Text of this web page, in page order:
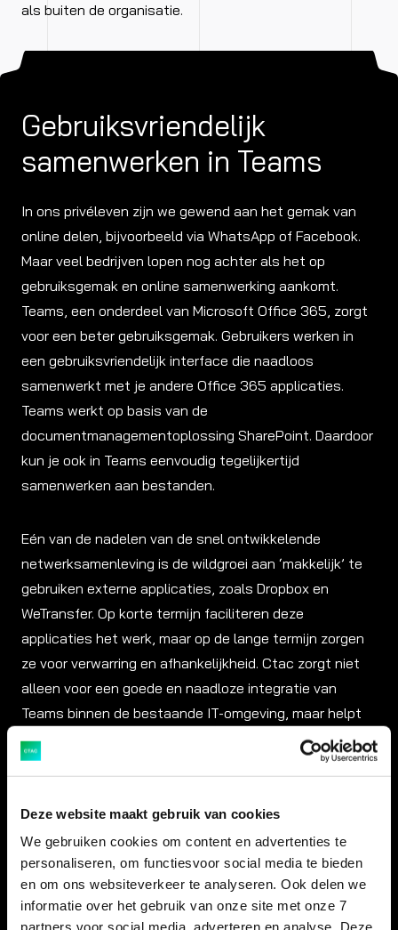
Deze website maakt gebruik van cookies
We gebruiken cookies om content en advertenties te
personaliseren, om functiesvoor social media te bieden
en om ons websiteverkeer te analyseren. Ook delen we
informatie over het gebruik van onze site met onze 7
partners voor social media, adverteren en analyse. Deze
als buiten de organisatie.
Gebruiksvriendelijk
samenwerken in Teams
In ons privéleven zijn we gewend aan het gemak van
online delen, bijvoorbeeld via WhatsApp of Facebook.
Maar veel bedrijven lopen nog achter als het op
gebruiksgemak en online samenwerking aankomt.
Teams, een onderdeel van Microsoft Office 365, zorgt
voor een beter gebruiksgemak. Gebruikers werken in
een gebruiksvriendelijk interface die naadloos
samenwerkt met je andere Office 365 applicaties.
Teams werkt op basis van de
documentmanagementoplossing SharePoint. Daardoor
kun je ook in Teams eenvoudig tegelijkertijd
samenwerken aan bestanden.
Eén van de nadelen van de snel ontwikkelende
netwerksamenleving is de wildgroei aan ‘makkelijk’ te
gebruiken externe applicaties, zoals Dropbox en
WeTransfer. Op korte termijn faciliteren deze
applicaties het werk, maar op de lange termijn zorgen
ze voor verwarring en afhankelijkheid. Ctac zorgt niet
alleen voor een goede en naadloze integratie van
Teams binnen de bestaande IT-omgeving, maar helpt
organisaties ook met het opstellen van een
‘governance’ beleid. Zo werk je op een optimale en
Productvideo Microsoft
Teams